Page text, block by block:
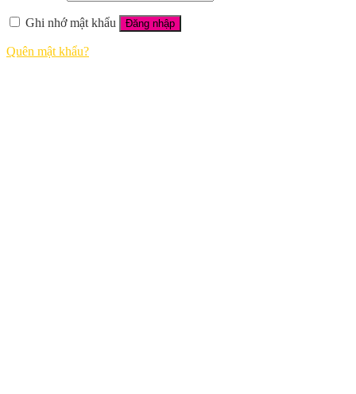
Ghi nhớ mật khẩu Đăng nhập
Quên mật khẩu?